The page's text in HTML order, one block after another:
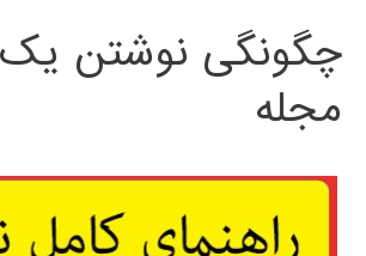
چگونگی نوشتن یک
مجله